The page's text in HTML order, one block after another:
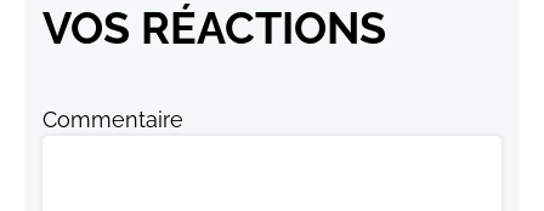
VOS RÉACTIONS
Commentaire